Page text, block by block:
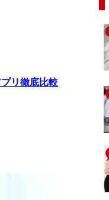
リ徹底比較